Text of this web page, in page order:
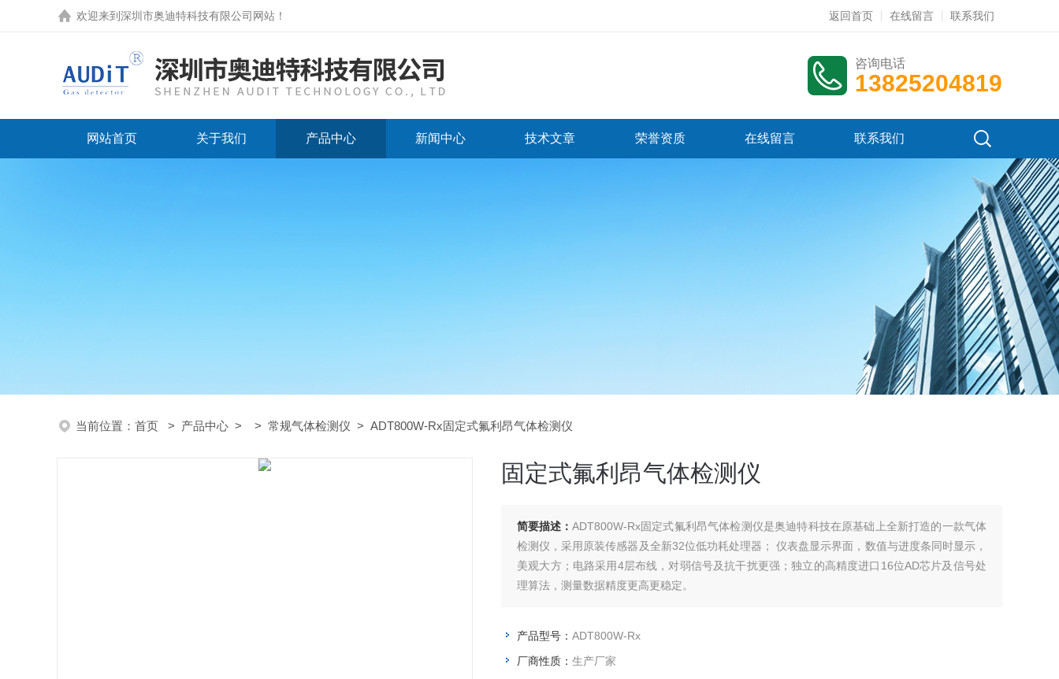
欢迎来到 深圳市奥迪特科技有限公司网站 ！ 返回首页 在线留言 联系我们
咨询电话
13825204819
网站首页 关于我们 产品中心 新闻中心 技术文章 荣誉资质 在线留言 联系我们
当前位置： 首页 > 产品中心 > > 常规气体检测仪 > ADT800W-Rx固定式氟利昂气体检测仪
固定式氟利昂气体检测仪
简要描述： ADT800W-Rx固定式氟利昂气体检测仪是奥迪特科技在原基础上全新打造的一款气体
检测仪，采用原装传感器及全新32位低功耗处理器； 仪表盘显示界面，数值与进度条同时显示，
美观大方；电路采用4层布线，对弱信号及抗干扰更强；独立的高精度进口16位AD芯片及信号处
理算法，测量数据精度更高更稳定。
产品型号： ADT800W-Rx
厂商性质： 生产厂家